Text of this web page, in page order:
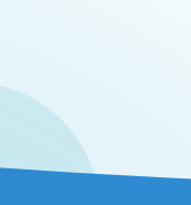
紹介
ポリシー
いて
について
いて
いて